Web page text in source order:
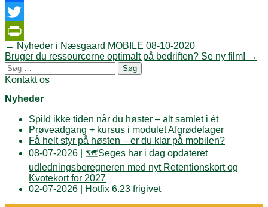
Facebook
Twitter
PrintFriendly
Post
navigation
← Nyheder i Næsgaard MOBILE 08-10-2020
Bruger du ressourcerne optimalt på bedriften? Se ny film! →
Søg
efter:
Kontakt os
Nyheder
Spild ikke tiden når du høster – alt samlet i ét
Prøveadgang + kursus i modulet Afgrødelager
Få helt styr på høsten – er du klar på mobilen?
08-07-2026 | 🗺️Seges har i dag opdateret
udledningsberegneren med nyt Retentionskort og
Kvotekort for 2027
02-07-2026 | Hotfix 6.23 frigivet